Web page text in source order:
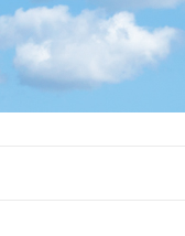
og þvagleggir